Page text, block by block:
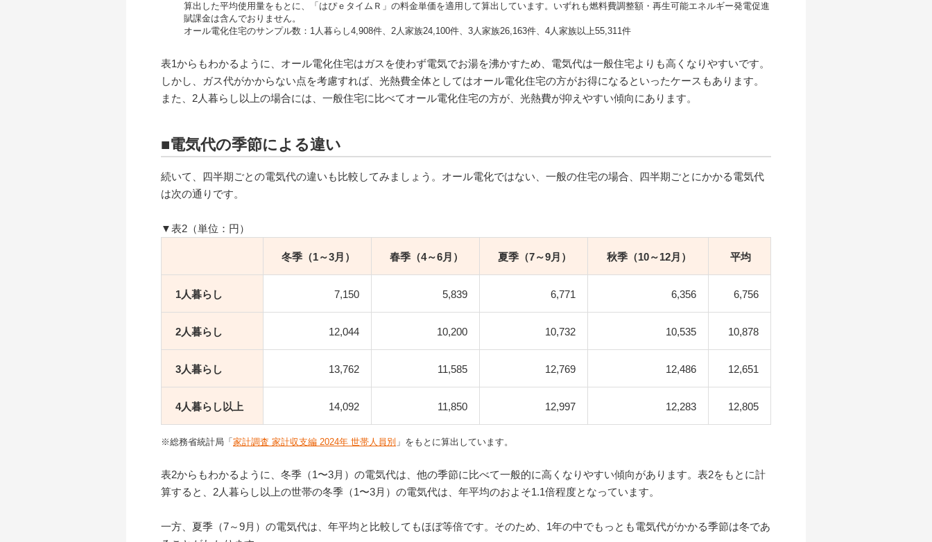
算出した平均使用量をもとに、「はぴｅタイムＲ」の料金単価を適用して算出しています。いずれも燃料費調整額・再生可能エネルギー発電促進
賦課金は含んでおりません。
オール電化住宅のサンプル数：1人暮らし4,908件、2人家族24,100件、3人家族26,163件、4人家族以上55,311件
表1からもわかるように、オール電化住宅はガスを使わず電気でお湯を沸かすため、電気代は一般住宅よりも高くなりやすいです。
しかし、ガス代がかからない点を考慮すれば、光熱費全体としてはオール電化住宅の方がお得になるといったケースもあります。
また、2人暮らし以上の場合には、一般住宅に比べてオール電化住宅の方が、光熱費が抑えやすい傾向にあります。
■電気代の季節による違い
続いて、四半期ごとの電気代の違いも比較してみましょう。オール電化ではない、一般の住宅の場合、四半期ごとにかかる電気代
は次の通りです。
▼表2（単位：円）
冬季（1～3月） 春季（4～6月） 夏季（7～9月） 秋季（10～12月） 平均
1⼈暮らし 7,150 5,839 6,771 6,356 6,756
2人暮らし 12,044 10,200 10,732 10,535 10,878
3人暮らし 13,762 11,585 12,769 12,486 12,651
4人暮らし 以上 14,092 11,850 12,997 12,283 12,805
※総務省統計局「 家計調査 家計収支編 2024年 世帯人員別 」をもとに算出しています。
表2からもわかるように、冬季（1〜3月）の電気代は、他の季節に比べて一般的に高くなりやすい傾向があります。表2をもとに計
算すると、2人暮らし以上の世帯の冬季（1〜3月）の電気代は、年平均のおよそ1.1倍程度となっています。
一方、夏季（7～9月）の電気代は、年平均と比較してもほぼ等倍です。そのため、1年の中でもっとも電気代がかかる季節は冬であ